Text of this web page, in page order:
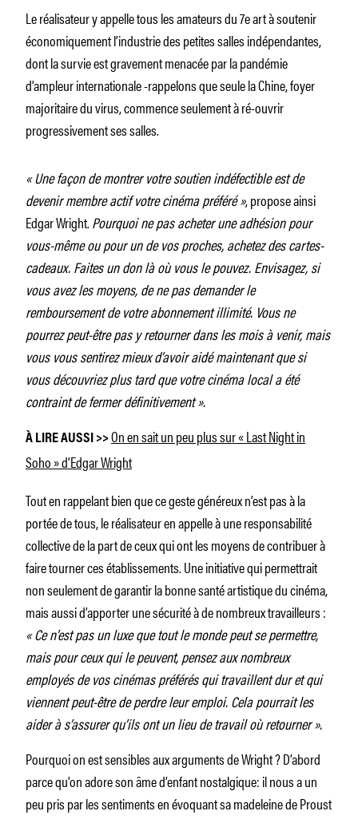
Le réalisateur y appelle tous les amateurs du 7e art à soutenir
économiquement l’industrie des petites salles indépendantes,
dont la survie est gravement menacée par la pandémie
d’ampleur internationale -rappelons que seule la Chine, foyer
majoritaire du virus, commence seulement à ré-ouvrir
progressivement ses salles.
« Une façon de montrer votre soutien indéfectible est de
devenir membre actif votre cinéma préféré », propose ainsi
Edgar Wright.Pourquoi ne pas acheter une adhésion pour
vous-même ou pour un de vos proches, achetez des cartes-
cadeaux. Faites un don là où vous le pouvez. Envisagez, si
vous avez les moyens, de ne pas demander le
remboursement de votre abonnement illimité. Vous ne
pourrez peut-être pas y retourner dans les mois à venir, mais
vous vous sentirez mieux d’avoir aidé maintenant que si
vous découvriez plus tard que votre cinéma local a été
contraint de fermer définitivement ».
À LIRE AUSSI >>On en sait un peu plus sur « Last Night in
Soho » d’Edgar Wright
Tout en rappelant bien que ce geste généreux n’est pas à la
portée de tous, le réalisateur en appelle à une responsabilité
collective de la part de ceux qui ont les moyens de contribuer à
faire tourner ces établissements. Une initiative qui permettrait
non seulement de garantir la bonne santé artistique du cinéma,
mais aussi d’apporter une sécurité à de nombreux travailleurs :
« Ce n’est pas un luxe que tout le monde peut se permettre,
mais pour ceux qui le peuvent, pensez aux nombreux
employés de vos cinémas préférés qui travaillent dur et qui
viennent peut-être de perdre leur emploi. Cela pourrait les
aider à s’assurer qu’ils ont un lieu de travail où retourner ».
Pourquoi on est sensibles aux arguments de Wright ? D’abord
parce qu’on adore son âme d’enfant nostalgique: il nous a un
peu pris par les sentiments en évoquant sa madeleine de Proust